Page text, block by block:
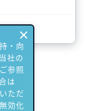
・向
社の
参照
は
ただ
効化